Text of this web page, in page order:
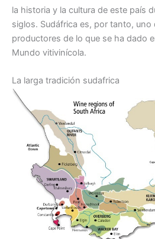
la historia y la cultura de este país
siglos. Sudáfrica es, por tanto,
productores de lo que se ha dado
Mundo vitivinícola.
La larga tradición sudafrica